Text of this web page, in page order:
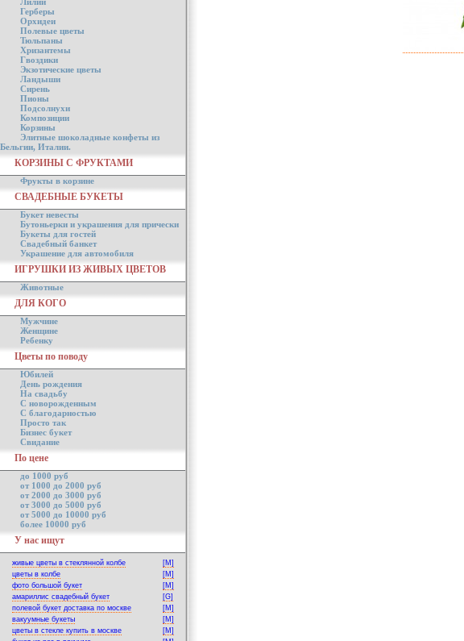
Герберы
Орхидеи
Полевые цветы
Тюльпаны
Хризантемы
Гвоздики
Экзотические цветы
Ландыши
Сирень
Пионы
Подсолнухи
Композиции
Корзины
Элитные шоколадные конфеты из
Бельгии, Италии.
КОРЗИНЫ С ФРУКТАМИ
Фрукты в корзине
СВАДЕБНЫЕ БУКЕТЫ
Букет невесты
Бутоньерки и украшения для прически
Букеты для гостей
Свадебный банкет
Украшение для автомобиля
ИГРУШКИ ИЗ ЖИВЫХ ЦВЕТОВ
Животные
ДЛЯ КОГО
Мужчине
Женщине
Ребенку
Цветы по поводу
Юбилей
День рождения
На свадьбу
С новорожденным
С благодарностью
Просто так
Бизнес букет
Свидание
По цене
до 1000 руб
от 1000 до 2000 руб
от 2000 до 3000 руб
от 3000 до 5000 руб
от 5000 до 10000 руб
более 10000 руб
У нас ищут
живые цветы в стеклянной колбе
[M]
цветы в колбе
[M]
фото большой букет
[M]
амариллис свадебный букет
[G]
полевой букет доставка по москве
[M]
вакуумные букеты
[M]
цветы в стекле купить в москве
[M]